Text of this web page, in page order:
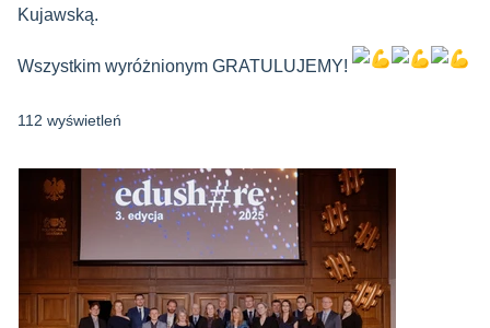
Kujawską.
Wszystkim wyróżnionym GRATULUJEMY!
112 wyświetleń